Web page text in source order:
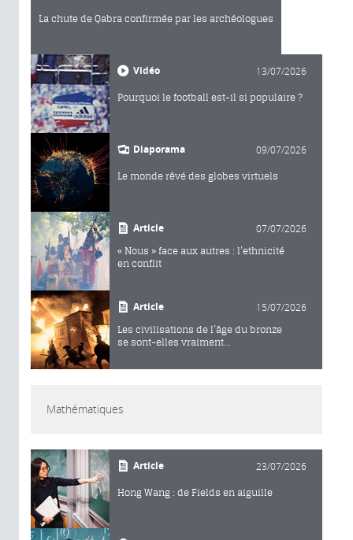
La chute de Qabra confirmée par les archéologues
Vidéo 13/07/2026
Pourquoi le football est-il si populaire ?
Diaporama 09/07/2026
Le monde rêvé des globes virtuels
Article 07/07/2026
« Nous » face aux autres : l’ethnicité
en conflit
Article 15/07/2026
Les civilisations de l’âge du bronze
se sont-elles vraiment...
Mathématiques
Article 23/07/2026
Hong Wang : de Fields en aiguille